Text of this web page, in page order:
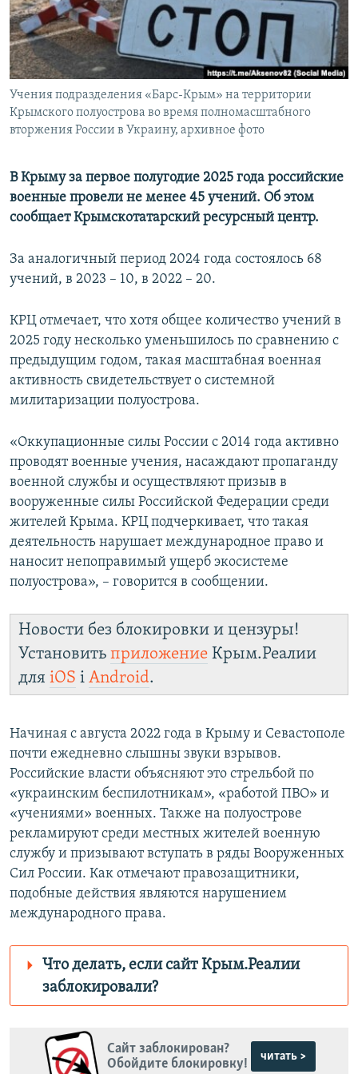
ПОБЕДИТЕЛЕЙ НЕ СУДЯТ?
КРЫМ.НЕПОКОРЕННЫЙ
ELIFBE
УКРАИНСКАЯ ПРОБЛЕМА КРЫМА
ПРИСОЕДИНЯЙТЕСЬ!
Все сайты RFE/RL
Учения подразделения «Барс-Крым» на территории
Крымского полуострова во время полномасштабного
вторжения России в Украину, архивное фото
В Крыму за первое полугодие 2025 года российские
военные провели не менее 45 учений. Об этом
сообщает Крымскотатарский ресурсный центр.
За аналогичный период 2024 года состоялось 68
учений, в 2023 – 10, в 2022 – 20.
КРЦ отмечает, что хотя общее количество учений в
2025 году несколько уменьшилось по сравнению с
предыдущим годом, такая масштабная военная
активность свидетельствует о системной
милитаризации полуострова.
«Оккупационные силы России с 2014 года активно
проводят военные учения, насаждают пропаганду
военной службы и осуществляют призыв в
вооруженные силы Российской Федерации среди
жителей Крыма. КРЦ подчеркивает, что такая
деятельность нарушает международное право и
наносит непоправимый ущерб экосистеме
полуострова», – говорится в сообщении.
Новости без блокировки и цензуры!
Установить приложение Крым.Реалии
для iOS і Android.
Начиная с августа 2022 года в Крыму и Севастополе
почти ежедневно слышны звуки взрывов.
Российские власти объясняют это стрельбой по
«украинским беспилотникам», «работой ПВО» и
«учениями» военных. Также на полуострове
рекламируют среди местных жителей военную
службу и призывают вступать в ряды Вооруженных
Сил России. Как отмечают правозащитники,
подобные действия являются нарушением
международного права.
Что делать, если сайт Крым.Реалии
заблокировали?
Крым.Реалии
зеркального
Сайт заблокирован?
Обойдите блокировку!
читать >